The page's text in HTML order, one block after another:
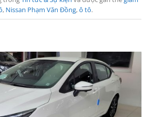
, Nissan Phạm Văn Đồng,ô tô.